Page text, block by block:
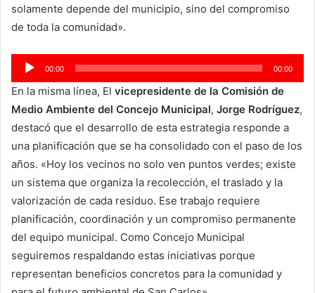
solamente depende del municipio, sino del compromiso
de toda la comunidad».
Reproductor
de
audio
00:00 00:00
En la misma línea, El vicepresidente de la Comisión de
Medio Ambiente del Concejo Municipal, Jorge Rodríguez,
destacó que el desarrollo de esta estrategia responde a
una planificación que se ha consolidado con el paso de los
años. «Hoy los vecinos no solo ven puntos verdes; existe
un sistema que organiza la recolección, el traslado y la
valorización de cada residuo. Ese trabajo requiere
planificación, coordinación y un compromiso permanente
del equipo municipal. Como Concejo Municipal
seguiremos respaldando estas iniciativas porque
representan beneficios concretos para la comunidad y